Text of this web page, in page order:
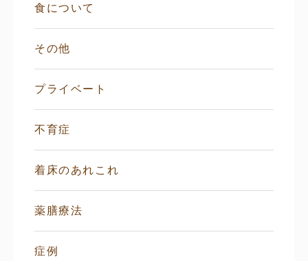
食について
その他
プライベート
不育症
着床のあれこれ
薬膳療法
症例